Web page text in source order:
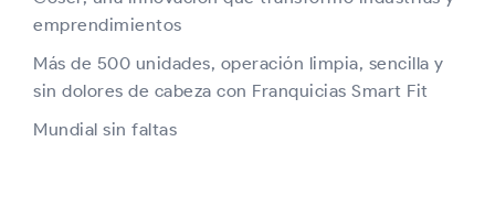
emprendimientos
Más de 500 unidades, operación limpia, sencilla y
sin dolores de cabeza con Franquicias Smart Fit
Mundial sin faltas